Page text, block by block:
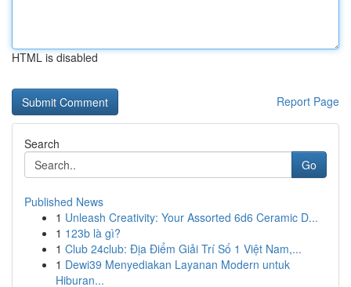
HTML is disabled
Report Page
Search
Go
Published News
1 Unleash Creativity: Your Assorted 6d6 Ceramic D...
1 123b là gì?
1 Club 24club: Địa Điểm Giải Trí Số 1 Việt Nam,...
1 Dewi39 Menyediakan Layanan Modern untuk
Hiburan...